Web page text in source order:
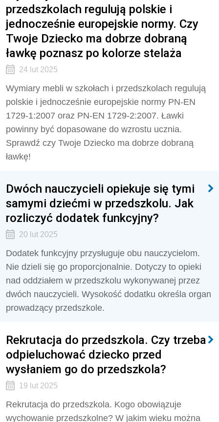
przedszkolach regulują polskie i
jednocześnie europejskie normy. Czy
Twoje Dziecko ma dobrze dobraną
ławkę poznasz po kolorze stelaża
24 lut 2025
Wymiary mebli w szkołach i przedszkolach regulują
polskie i jednocześnie europejskie normy PN-EN
1729-1:2007 oraz PN-EN 1729-2:2007. Ławki
powinny być dopasowane do wzrostu ucznia.
Sprawdź czy Twoje Dziecko ma dobrze dobraną
ławkę!
Dwóch nauczycieli opiekuje się tymi
samymi dziećmi w przedszkolu. Jak
rozliczyć dodatek funkcyjny?
20 lut 2025
Dodatek funkcyjny przysługuje obu nauczycielom.
Nie dzieli się go proporcjonalnie. Dotyczy to opieki
nad oddziałem w przedszkolu wykonywanej przez
dwóch nauczycieli. Wysokość dodatku określa organ
prowadzący przedszkole.
Rekrutacja do przedszkola. Czy trzeba
odpieluchować dziecko przed
wysłaniem go do przedszkola?
19 lut 2025
Rekrutacja do przedszkola. Kogo obowiązuje
wychowanie przedszkolne? W jakim wieku można